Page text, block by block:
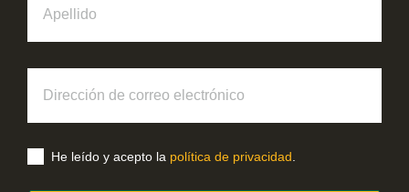
correo
electrónico
He leído y acepto la política de privacidad